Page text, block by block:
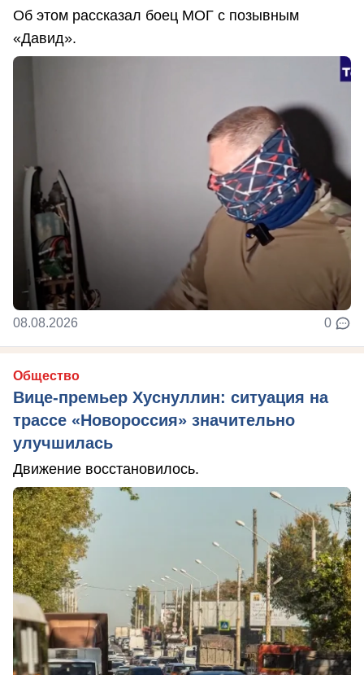
Об этом рассказал боец МОГ с позывным
«Давид».
08.08.2026 0
Общество
Вице-премьер Хуснуллин: ситуация на
трассе «Новороссия» значительно
улучшилась
Движение восстановилось.